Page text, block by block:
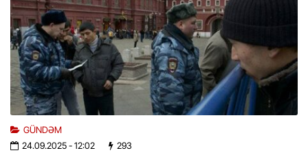
GÜNDƏM
24.09.2025- 12:02 293